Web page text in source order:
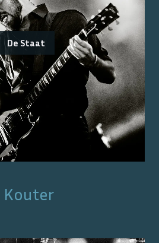
De Staat
Kouter